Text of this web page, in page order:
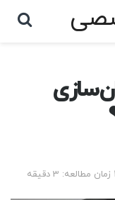
زمان مطالعه: 3 دقیقه